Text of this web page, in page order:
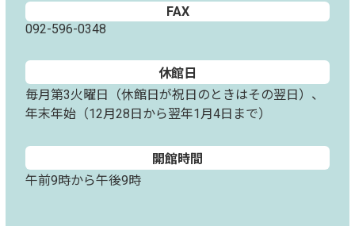
FAX
092-596-0348
休館日
毎月第3火曜日（休館日が祝日のときはその翌日）、
年末年始（12月28日から翌年1月4日まで）
開館時間
午前9時から午後9時